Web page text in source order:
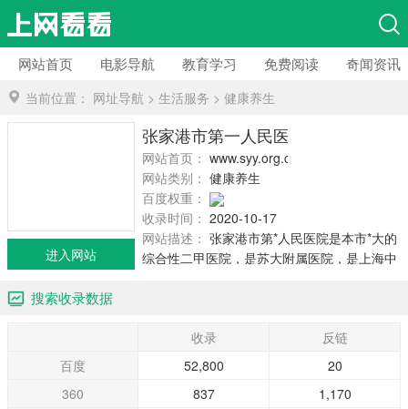
网站首页 电影导航 教育学习 免费阅读 奇闻资讯
当前位置： 网址导航 > 生活服务 > 健康养生
张家港市第一人民医院
网站首页： www.syy.org.cn
网站类别： 健康养生
百度权重：
收录时间： 2020-10-17
网站描述： 张家港市第*人民医院是本市*大的
综合性二甲医院，是苏大附属医院，是上海中
进入网站
搜索收录数据
收录
反链
百度
52,800
20
360
837
1,170